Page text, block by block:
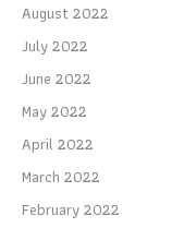
August 2022
July 2022
June 2022
May 2022
April 2022
March 2022
February 2022